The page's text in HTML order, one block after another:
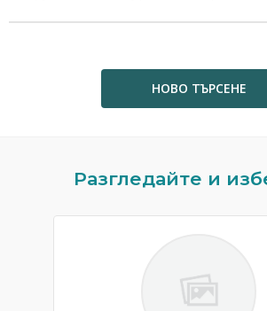
НОВО ТЪРСЕНЕ
Разгледайте и